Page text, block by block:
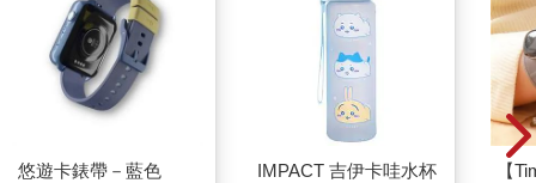
悠遊卡錶帶－藍色
IMPACT 吉伊卡哇水杯
【